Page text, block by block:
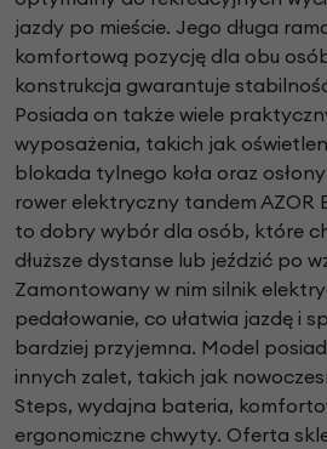
jazdy po mieście. Jego długa
komfortową pozycję dla obu
konstrukcja gwarantuje
Posiada on także wiele
wyposażenia, takich jak
blokada tylnego koła oraz
rower elektryczny tandem AZOR
to dobry wybór dla osób, które
dłuższe dystanse lub jeździć po
Zamontowany w nim silnik
pedałowanie, co ułatwia jazdę i
bardziej przyjemna. Model
innych zalet, takich jak
Steps, wydajna bateria,
ergonomiczne chwyty. Oferta